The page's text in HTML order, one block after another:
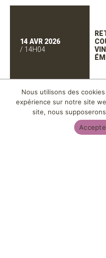
14 AVR 2026
/ 14H04
Nous utilisons des
expérience sur notre site
site, nous